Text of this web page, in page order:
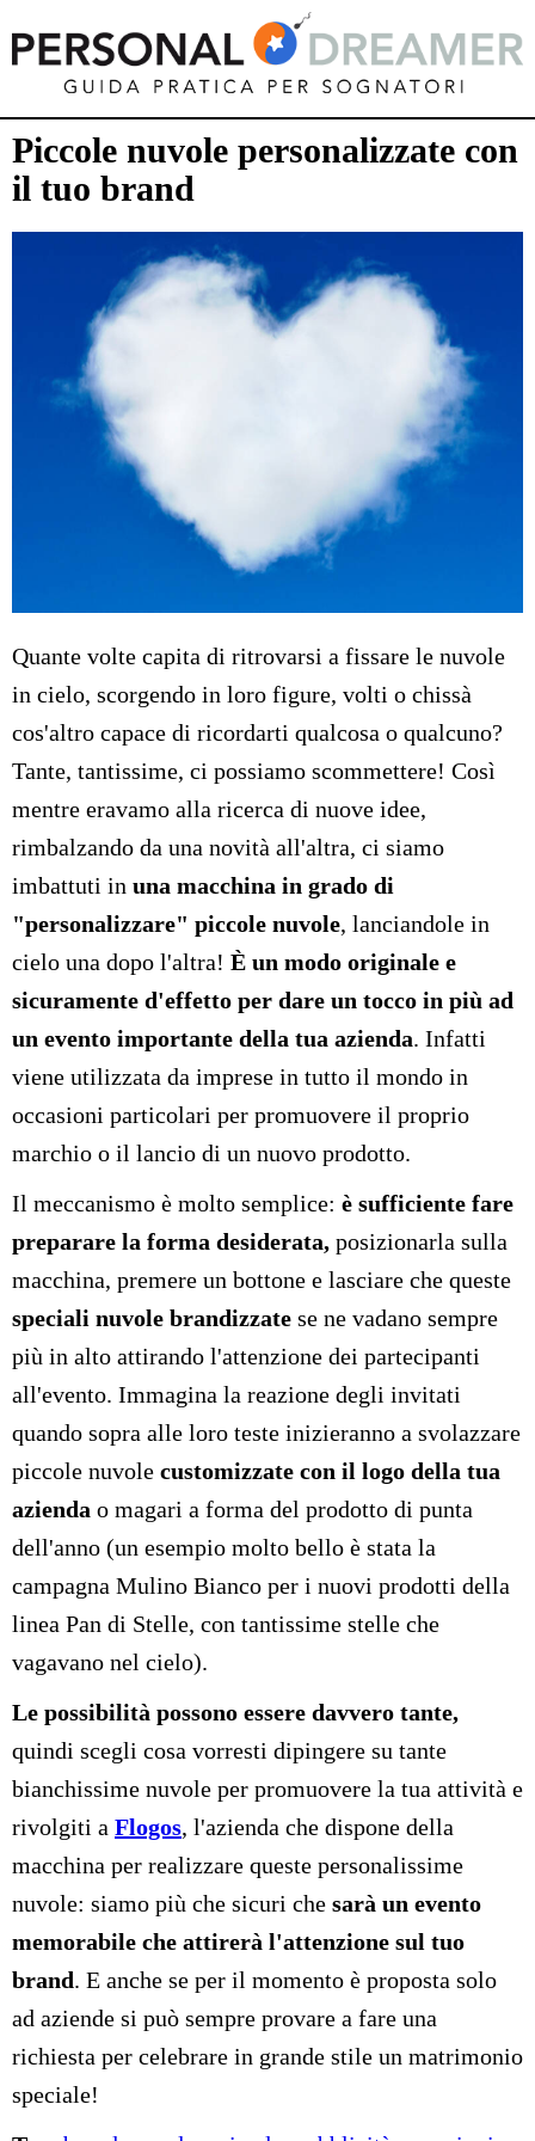
Piccole nuvole personalizzate con
il tuo brand
Quante volte capita di ritrovarsi a fissare le nuvole
in cielo, scorgendo in loro figure, volti o chissà
cos'altro capace di ricordarti qualcosa o qualcuno?
Tante, tantissime, ci possiamo scommettere! Così
mentre eravamo alla ricerca di nuove idee,
rimbalzando da una novità all'altra, ci siamo
imbattuti in una macchina in grado di
"personalizzare" piccole nuvole, lanciandole in
cielo una dopo l'altra! È un modo originale e
sicuramente d'effetto per dare un tocco in più ad
un evento importante della tua azienda. Infatti
viene utilizzata da imprese in tutto il mondo in
occasioni particolari per promuovere il proprio
marchio o il lancio di un nuovo prodotto.
Il meccanismo è molto semplice: è sufficiente fare
preparare la forma desiderata, posizionarla sulla
macchina, premere un bottone e lasciare che queste
speciali nuvole brandizzate se ne vadano sempre
più in alto attirando l'attenzione dei partecipanti
all'evento. Immagina la reazione degli invitati
quando sopra alle loro teste inizieranno a svolazzare
piccole nuvole customizzate con il logo della tua
azienda o magari a forma del prodotto di punta
dell'anno (un esempio molto bello è stata la
campagna Mulino Bianco per i nuovi prodotti della
linea Pan di Stelle, con tantissime stelle che
vagavano nel cielo).
Le possibilità possono essere davvero tante,
quindi scegli cosa vorresti dipingere su tante
bianchissime nuvole per promuovere la tua attività e
rivolgiti a Flogos, l'azienda che dispone della
macchina per realizzare queste personalissime
nuvole: siamo più che sicuri che sarà un evento
memorabile che attirerà l'attenzione sul tuo
brand. E anche se per il momento è proposta solo
ad aziende si può sempre provare a fare una
richiesta per celebrare in grande stile un matrimonio
speciale!